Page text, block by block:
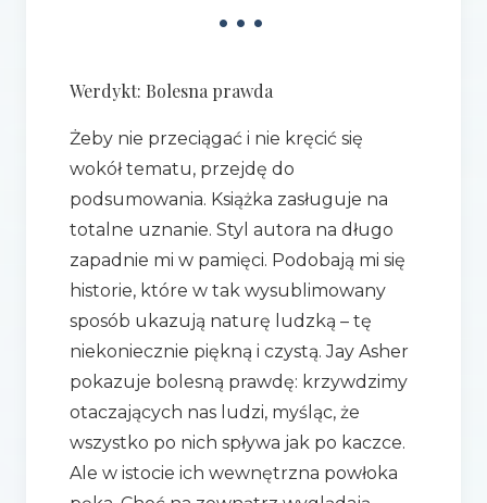
•••
Werdykt: Bolesna prawda
Żeby nie przeciągać i nie kręcić się
wokół tematu, przejdę do
podsumowania. Książka zasługuje na
totalne uznanie. Styl autora na długo
zapadnie mi w pamięci. Podobają mi się
historie, które w tak wysublimowany
sposób ukazują naturę ludzką – tę
niekoniecznie piękną i czystą. Jay Asher
pokazuje bolesną prawdę: krzywdzimy
otaczających nas ludzi, myśląc, że
wszystko po nich spływa jak po kaczce.
Ale w istocie ich wewnętrzna powłoka